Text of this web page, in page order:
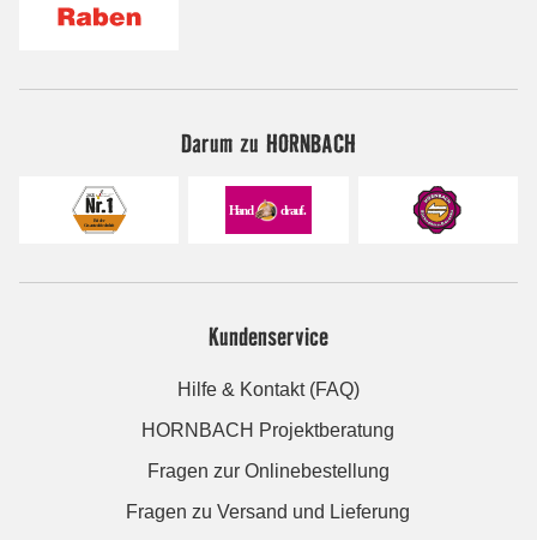
Darum zu HORNBACH
Kundenservice
Hilfe & Kontakt (FAQ)
HORNBACH Projektberatung
Fragen zur Onlinebestellung
Fragen zu Versand und Lieferung